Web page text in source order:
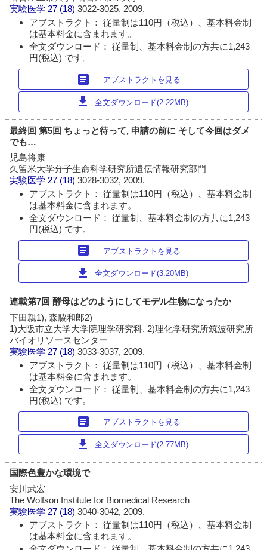
実験医学 27 (18)3022-3025, 2009.
アブストラクト： 従量制は110円（税込）、基本料金制
は基本料金に含まれます。
全文ダウンロード： 従量制、基本料金制の方共に1,243
円(税込) です。
article アブストラクトを見る
download 全文ダウンロード(2.22MB)
最終回 第5回 ちょっと待って, 申請の前に そして今回はダメ
でも…
児島将康
久留米大学分子生命科学研究所遺伝情報研究部門
実験医学 27 (18)3028-3032, 2009.
アブストラクト： 従量制は110円（税込）、基本料金制
は基本料金に含まれます。
全文ダウンロード： 従量制、基本料金制の方共に1,243
円(税込) です。
article アブストラクトを見る
download 全文ダウンロード(3.20MB)
連載第7回 酵母はどのようにしてモデル生物になったか
下田親1), 森脇和郎2)
1)大阪市立大学大学院理学研究科, 2)理化学研究所筑波研究所
バイオリソースセンター
実験医学 27 (18)3033-3037, 2009.
アブストラクト： 従量制は110円（税込）、基本料金制
は基本料金に含まれます。
全文ダウンロード： 従量制、基本料金制の方共に1,243
円(税込) です。
article アブストラクトを見る
download 全文ダウンロード(2.77MB)
国際色豊かな環境で
安川武宏
The Wolfson Institute for Biomedical Research
実験医学 27 (18)3040-3042, 2009.
アブストラクト： 従量制は110円（税込）、基本料金制
は基本料金に含まれます。